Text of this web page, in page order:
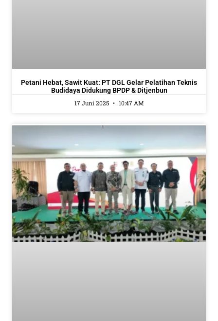
Petani Hebat, Sawit Kuat: PT DGL Gelar Pelatihan Teknis
Budidaya Didukung BPDP & Ditjenbun
17 Juni 2025
10:47 AM